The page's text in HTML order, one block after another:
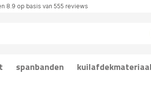
8.9 op basis van 555 reviews
spanbanden kuilafdekmateriaal